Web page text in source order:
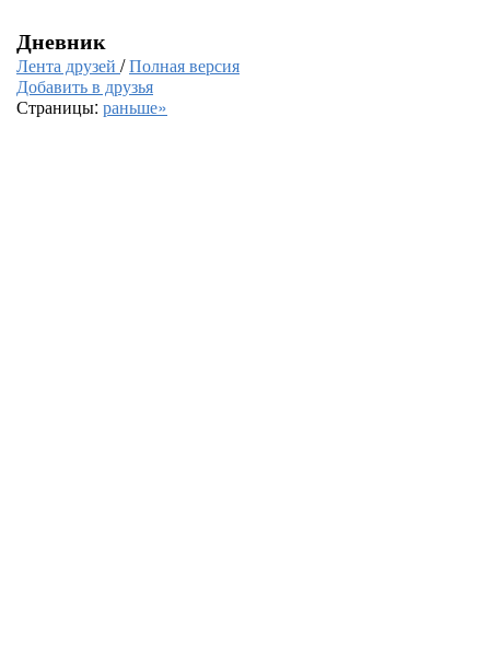
Дневник
Лента друзей /Полная версия
Добавить в друзья
Страницы: раньше»